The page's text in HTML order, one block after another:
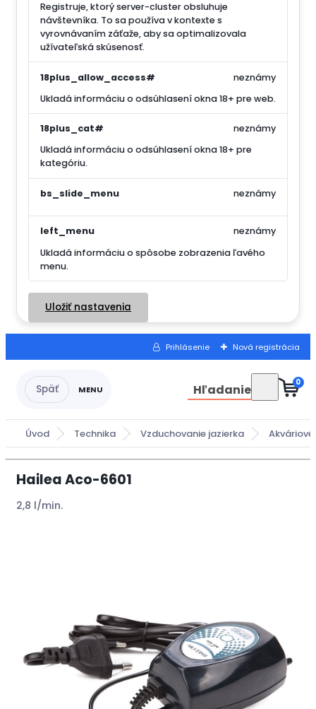
Registruje, ktorý server-cluster obsluhuje
návštevníka. To sa používa v kontexte s
vyrovnávaním záťaže, aby sa optimalizovala
užívateľská skúsenosť.
18plus_allow_access#
Ukladá informáciu o odsúhlasení okna 18+ pre web.
neznámy
18plus_cat#
Ukladá informáciu o odsúhlasení okna 18+ pre
kategóriu.
neznámy
bs_slide_menu neznámy
left_menu
Ukladá informáciu o spôsobe zobrazenia ľavého
menu.
neznámy
Uložiť nastavenia
Prihlásenie Nová registrácia
Hľadanie 0
Úvod Technika Vzduchovanie jazierka Akváriové
Hailea Aco-6601
2,8 l/min.